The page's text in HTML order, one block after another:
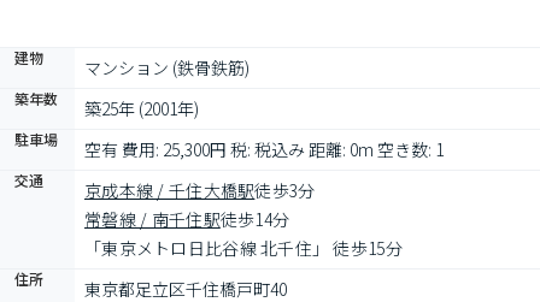
建物 マンション (鉄骨鉄筋)
築年数 築25年 (2001年)
駐車場 空有 費用: 25,300円 税: 税込み 距離: 0m 空き数: 1
交通 京成本線 / 千住大橋駅徒歩3分
常磐線 / 南千住駅徒歩14分
「東京メトロ日比谷線 北千住」 徒歩15分
住所 東京都足立区千住橋戸町40